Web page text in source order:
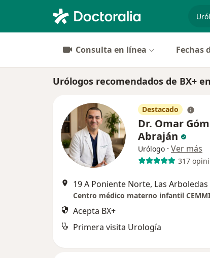
Consulta en línea Fechas
Urólogos recomendados de BX+
Destacado
Dr. Omar
Abraján
Urólogo · Ver más
317
Acepta BX+
Primera visita Urología